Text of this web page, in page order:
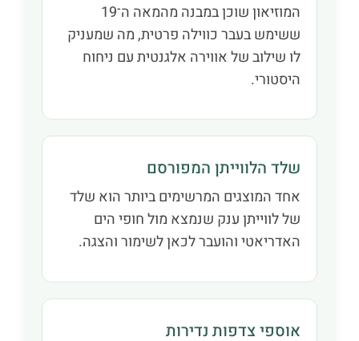
המוזיאון שוכן במבנה מהמאה ה־19
ששימש בעבר כווילה פרטית, מה שמעניק
לו שילוב של אווירה אלגנטית עם ניחוח
היסטורי.
שלד הלווייתן המפורסם
אחד המוצגים המרשימים ביותר הוא שלד
של לווייתן ענק שנמצא מול חופי הים
האדריאטי והועבר לכאן לשימור והצגה.
אוספי צדפות נדירות